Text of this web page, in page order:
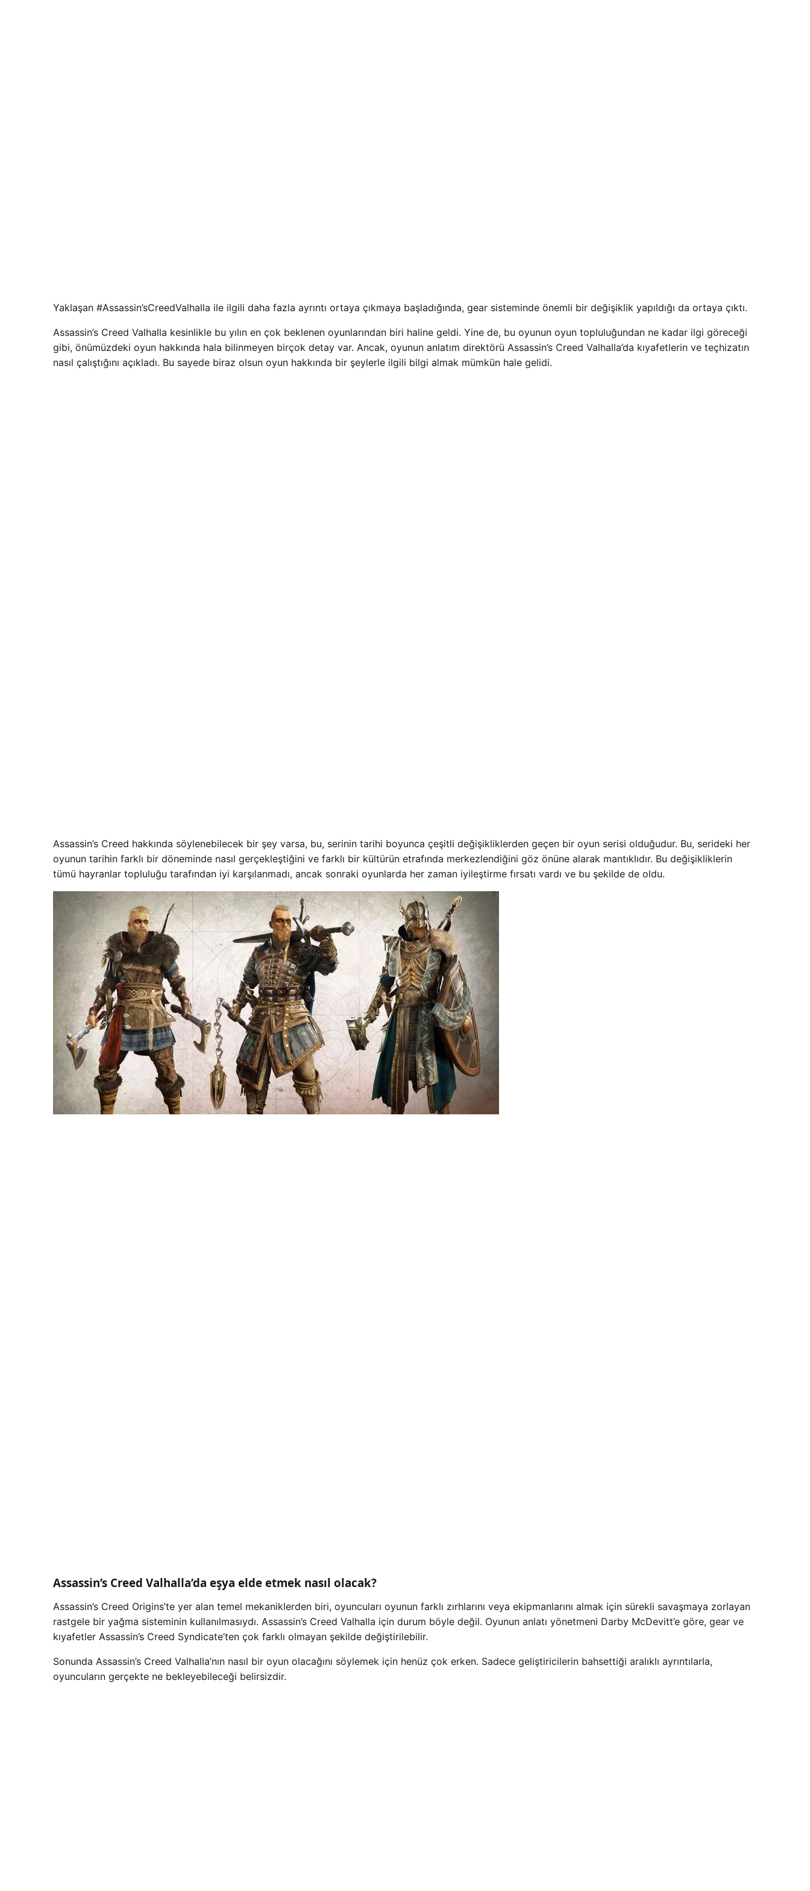
Yaklaşan #Assassin’sCreedValhalla ile ilgili daha fazla ayrıntı ortaya çıkmaya başladığında, gear sisteminde önemli bir değişiklik yapıldığı da ortaya çıktı.
Assassin’s Creed Valhalla kesinlikle bu yılın en çok beklenen oyunlarından biri haline geldi. Yine de, bu oyunun oyun topluluğundan ne kadar ilgi göreceği
gibi, önümüzdeki oyun hakkında hala bilinmeyen birçok detay var. Ancak, oyunun anlatım direktörü Assassin’s Creed Valhalla’da kıyafetlerin ve teçhizatın
nasıl çalıştığını açıkladı. Bu sayede biraz olsun oyun hakkında bir şeylerle ilgili bilgi almak mümkün hale gelidi.
Assassin’s Creed hakkında söylenebilecek bir şey varsa, bu, serinin tarihi boyunca çeşitli değişikliklerden geçen bir oyun serisi olduğudur. Bu, serideki her
oyunun tarihin farklı bir döneminde nasıl gerçekleştiğini ve farklı bir kültürün etrafında merkezlendiğini göz önüne alarak mantıklıdır. Bu değişikliklerin
tümü hayranlar topluluğu tarafından iyi karşılanmadı, ancak sonraki oyunlarda her zaman iyileştirme fırsatı vardı ve bu şekilde de oldu.
Assassin’s Creed Valhalla’da eşya elde etmek nasıl olacak?
Assassin’s Creed Origins’te yer alan temel mekaniklerden biri, oyuncuları oyunun farklı zırhlarını veya ekipmanlarını almak için sürekli savaşmaya zorlayan
rastgele bir yağma sisteminin kullanılmasıydı. Assassin’s Creed Valhalla için durum böyle değil. Oyunun anlatı yönetmeni Darby McDevitt’e göre, gear ve
kıyafetler Assassin’s Creed Syndicate’ten çok farklı olmayan şekilde değiştirilebilir.
Sonunda Assassin’s Creed Valhalla’nın nasıl bir oyun olacağını söylemek için henüz çok erken. Sadece geliştiricilerin bahsettiği aralıklı ayrıntılarla,
oyuncuların gerçekte ne bekleyebileceği belirsizdir.